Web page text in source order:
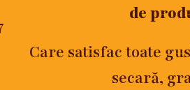
de
Care satisfac toate
secară,